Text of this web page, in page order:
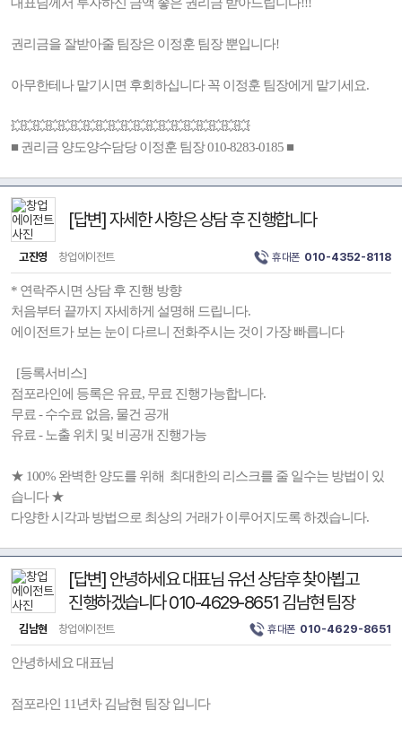
권리금을 잘받아줄 팀장은 이정훈 팀장 뿐입니다!
아무한테나 맡기시면 후회하십니다 꼭 이정훈 팀장에게 맡기세요.
💥💥💥💥💥💥💥💥💥💥💥💥💥💥💥💥💥💥💥
■ 권리금 양도양수담당 이정훈 팀장 010-8283-0185 ■
[답변] 자세한 사항은 상담 후 진행합니다
고진영 창업에이전트 휴대폰 010-4352-8118
* 연락주시면 상담 후 진행 방향
처음부터 끝까지 자세하게 설명해 드립니다.
에이전트가 보는 눈이 다르니 전화주시는 것이 가장 빠릅니다
[등록서비스]
점포라인에 등록은 유료, 무료 진행가능합니다.
무료 - 수수료 없음, 물건 공개
유료 - 노출 위치 및 비공개 진행가능
★ 100% 완벽한 양도를 위해 최대한의 리스크를 줄 일수는 방법이 있
습니다 ★
다양한 시각과 방법으로 최상의 거래가 이루어지도록 하겠습니다.
[답변] 안녕하세요 대표님 유선 상담후 찾아뵙고
진행하겠습니다 010-4629-8651 김남현 팀장
김남현 창업에이전트 휴대폰 010-4629-8651
안녕하세요 대표님
점포라인 11년차 김남현 팀장 입니다